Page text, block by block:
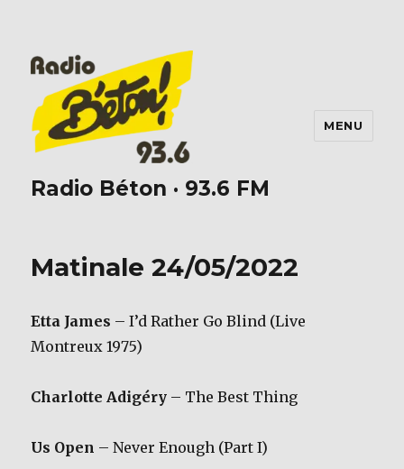
Radio Béton · 93.6 FM
MENU
Matinale 24/05/2022
Etta James – I’d Rather Go Blind (Live
Montreux 1975)
Charlotte Adigéry – The Best Thing
Us Open – Never Enough (Part I)